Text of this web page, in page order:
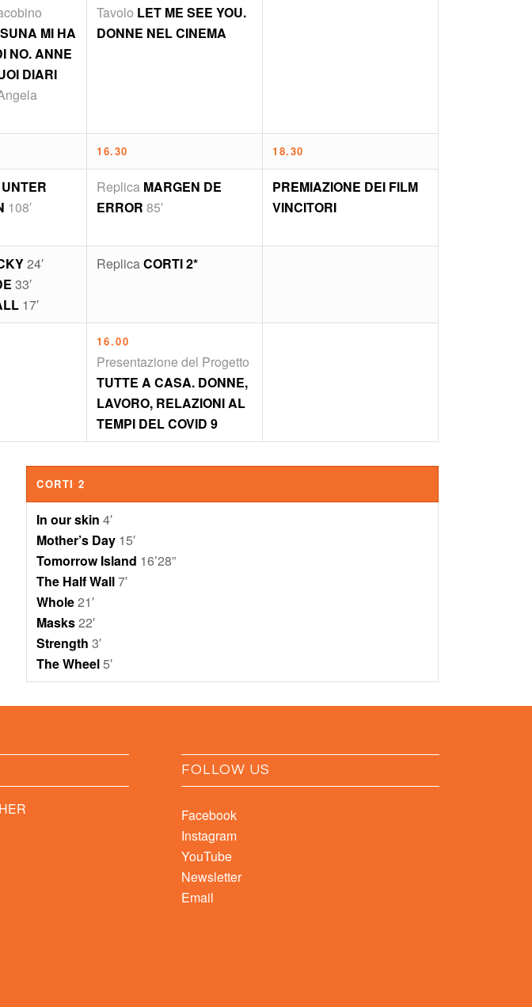
MI HA
NO. ANNE
DIARI
Tavolo LET ME SEE YOU.
DONNE NEL CINEMA
16.30 18.30
108′
Replica MARGEN DE
ERROR 85′
PREMIAZIONE DEI FILM
VINCITORI
24′
33′
17′
ReplicaCORTI 2*
16.00
Presentazione del Progetto
TUTTE A CASA. DONNE,
LAVORO, RELAZIONI AL
TEMPI DEL COVID 9
CORTI 2
In our skin 4′
Mother’s Day 15′
Tomorrow Island 16’28”
The Half Wall7′
Whole21′
Masks22′
Strength 3′
The Wheel5′
FOLLOW US
Facebook
Instagram
YouTube
Newsletter
Email